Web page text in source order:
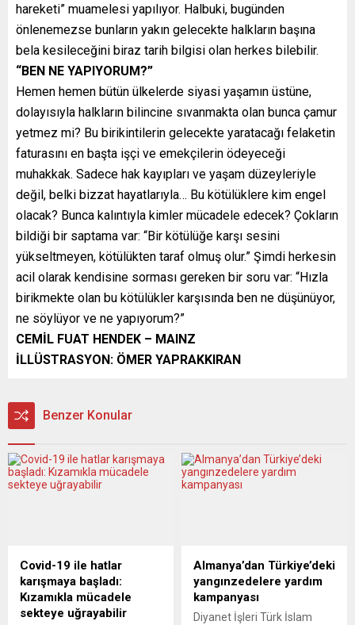
hareketi” muamelesi yapılıyor. Halbuki, bugünden
önlenemezse bunların yakın gelecekte halkların başına
bela kesileceğini biraz tarih bilgisi olan herkes bilebilir.
“BEN NE YAPIYORUM?”
Hemen hemen bütün ülkelerde siyasi yaşamın üstüne,
dolayısıyla halkların bilincine sıvanmakta olan bunca çamur
yetmez mi? Bu birikintilerin gelecekte yaratacağı felaketin
faturasını en başta işçi ve emekçilerin ödeyeceği
muhakkak. Sadece hak kayıpları ve yaşam düzeyleriyle
değil, belki bizzat hayatlarıyla… Bu kötülüklere kim engel
olacak? Bunca kalıntıyla kimler mücadele edecek? Çokların
bildiği bir saptama var: “Bir kötülüğe karşı sesini
yükseltmeyen, kötülükten taraf olmuş olur.” Şimdi herkesin
acil olarak kendisine sorması gereken bir soru var: “Hızla
birikmekte olan bu kötülükler karşısında ben ne düşünüyor,
ne söylüyor ve ne yapıyorum?”
CEMİL FUAT HENDEK – MAINZ
İLLÜSTRASYON: ÖMER YAPRAKKIRAN
Benzer Konular
Covid-19 ile hatlar
karışmaya başladı:
Kızamıkla mücadele
sekteye uğrayabilir
Almanya’dan Türkiye’deki
yangınzedelere yardım
kampanyası
Diyanet İşleri Türk İslam